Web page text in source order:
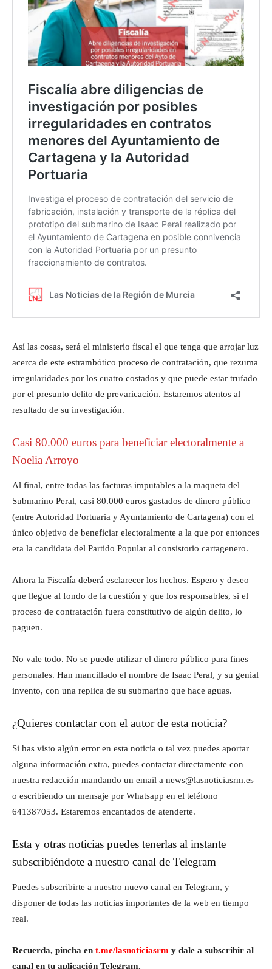
Así las cosas, será el ministerio fiscal el que tenga que arrojar luz
acerca de este estrambótico proceso de contratación, que rezuma
irregularidades por los cuatro costados y que puede estar trufado
por el presunto delito de prevaricación. Estaremos atentos al
resultado de su investigación.
Casi 80.000 euros para beneficiar electoralmente a
Noelia Arroyo
Al final, entre todas las facturas imputables a la maqueta del
Submarino Peral, casi 80.000 euros gastados de dinero público
(entre Autoridad Portuaria y Ayuntamiento de Cartagena) con el
único objetivo de beneficiar electoralmente a la que por entonces
era la candidata del Partido Popular al consistorio cartagenero.
Ahora la Fiscalía deberá esclarecer los hechos. Espero y deseo
que llegue al fondo de la cuestión y que los responsables, si el
proceso de contratación fuera constitutivo de algún delito, lo
paguen.
No vale todo. No se puede utilizar el dinero público para fines
personales. Han mancillado el nombre de Isaac Peral, y su genial
invento, con una replica de su submarino que hace aguas.
¿Quieres contactar con el autor de esta noticia?
Si has visto algún error en esta noticia o tal vez puedes aportar
alguna información extra, puedes contactar directamente con
nuestra redacción mandando un email a news@lasnoticiasrm.es
o escribiendo un mensaje por Whatsapp en el teléfono
641387053. Estaremos encantados de atenderte.
Esta y otras noticias puedes tenerlas al instante
subscribiéndote a nuestro canal de Telegram
Puedes subscribirte a nuestro nuevo canal en Telegram, y
disponer de todas las noticias importantes de la web en tiempo
real.
Recuerda, pincha en t.me/lasnoticiasrm y dale a subscribir al
canal en tu aplicación Telegram.